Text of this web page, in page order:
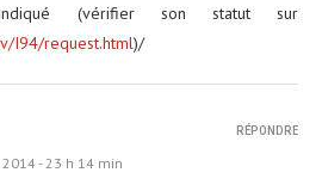
(vérifier son statut sur
I94/request.html)/
- 23 h 14 min
RÉPONDRE